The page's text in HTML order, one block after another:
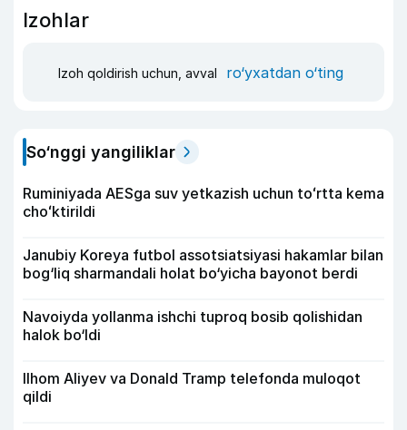
Izohlar
Izoh qoldirish uchun, avval ro‘yxatdan o‘ting
So‘nggi yangiliklar
Ruminiyada AESga suv yetkazish uchun toʻrtta kema
choʻktirildi
Janubiy Koreya futbol assotsiatsiyasi hakamlar bilan
bog‘liq sharmandali holat bo‘yicha bayonot berdi
Navoiyda yollanma ishchi tuproq bosib qolishidan
halok bo‘ldi
Ilhom Aliyev va Donald Tramp telefonda muloqot
qildi